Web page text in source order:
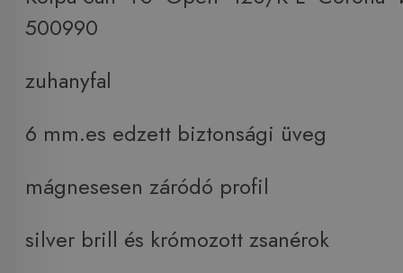
500990
zuhanyfal
6 mm.es edzett biztonsági üveg
mágnesesen záródó profil
silver brill és krómozott zsanérok